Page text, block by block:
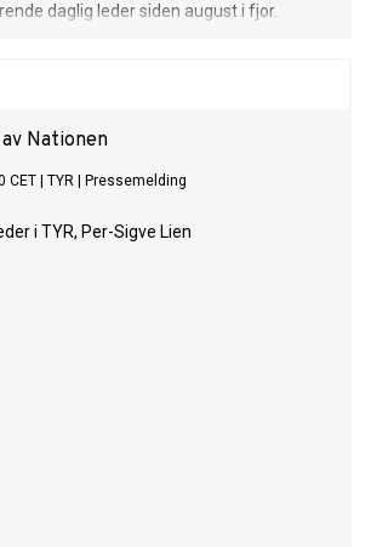
daglig leder siden august i fjor.
Nationen
CET TYR Pressemelding
i TYR, Per-Sigve Lien